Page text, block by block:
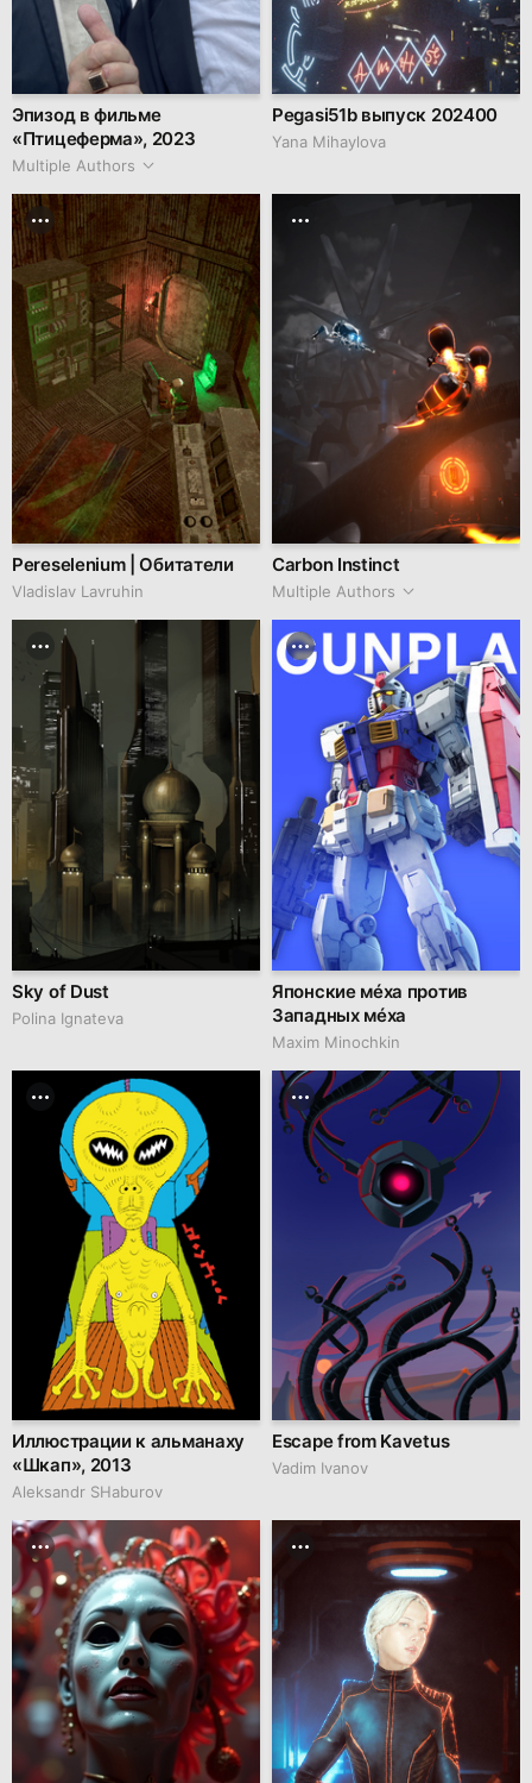
Эпизод в фильме
«Птицеферма», 2023
Multiple Authors
Pegasi51b выпуск 202400
Yana Mihaylova
Pereselenium | Обитатели
Vladislav Lavruhin
Carbon Instinct
Multiple Authors
Sky of Dust
Polina Ignateva
Японские мéха против
Западных мéха
Maxim Minochkin
Иллюстрации к альманаху
«Шкап», 2013
Аleksandr SHaburov
Escape from Kavetus
Vadim Ivanov